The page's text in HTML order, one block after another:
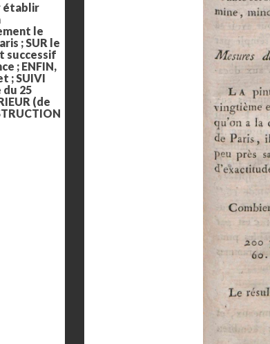
établir
le
; SUR le
successif
; ENFIN,
; SUIVI
du 25
(de